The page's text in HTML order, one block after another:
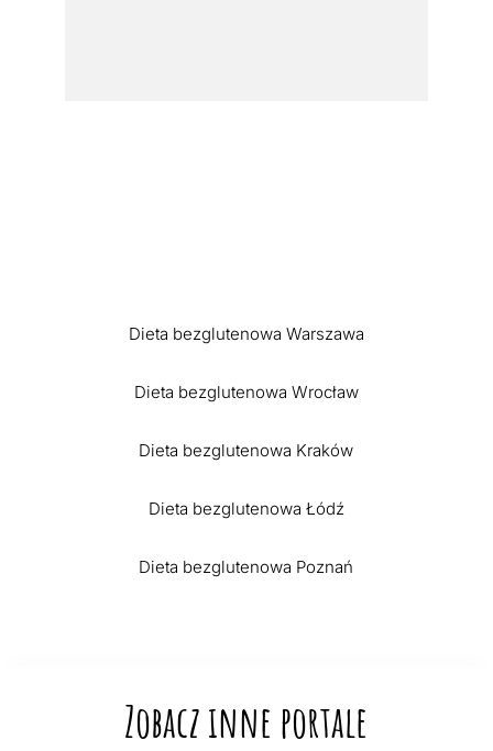
Dieta bezglutenowa Warszawa
Dieta bezglutenowa Wrocław
Dieta bezglutenowa Kraków
Dieta bezglutenowa Łódź
Dieta bezglutenowa Poznań
Zobacz inne portale